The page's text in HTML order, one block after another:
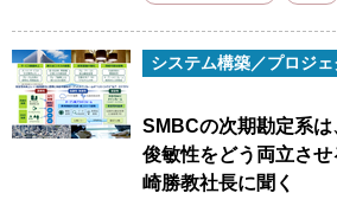
システム構築／プロジ
SMBCの次期勘定系
俊敏性をどう両立さ
崎勝教社長に聞く